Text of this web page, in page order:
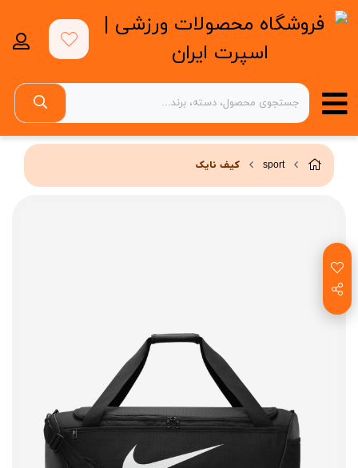
sport کیف نایک